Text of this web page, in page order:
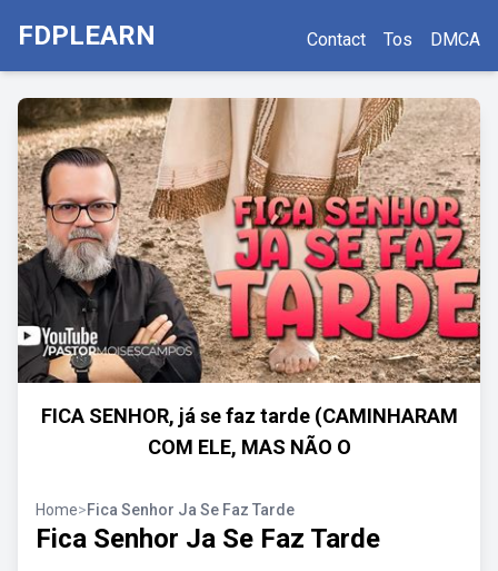
FDPLEARN Contact Tos DMCA
FICA SENHOR, já se faz tarde (CAMINHARAM
COM ELE, MAS NÃO O
Home>Fica Senhor Ja Se Faz Tarde
Fica Senhor Ja Se Faz Tarde